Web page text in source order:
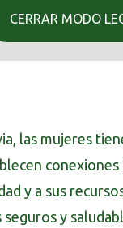
CERRAR MODO
las mujeres
y a sus
y